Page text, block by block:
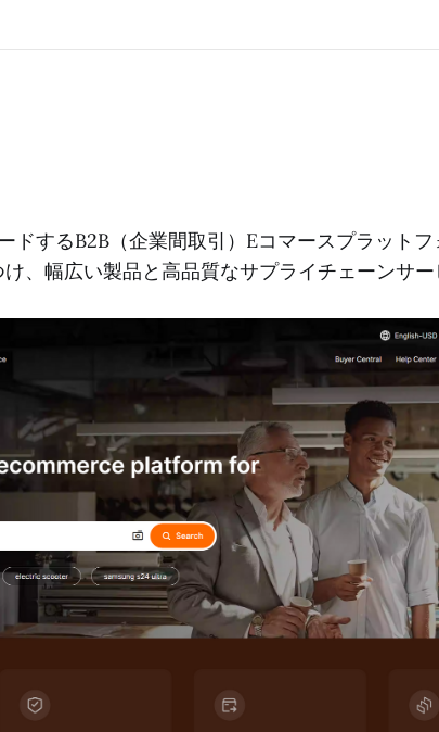
ドするB2B（企業間取引）Eコマースプラット
、幅広い製品と高品質なサプライチェーンサー